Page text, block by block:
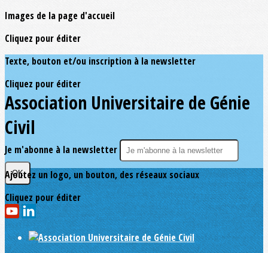
Images de la page d'accueil
Cliquez pour éditer
Texte, bouton et/ou inscription à la newsletter
Cliquez pour éditer
Association Universitaire de Génie
Civil
Je m'abonne à la newsletter
OK
Ajoutez un logo, un bouton, des réseaux sociaux
Cliquez pour éditer